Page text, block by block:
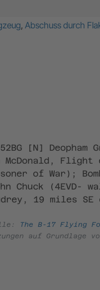
, Abschuss durch
[N]
of War);
Chuck (4EVD-
19 miles SE
The B-17 Flying
auf Grundlage